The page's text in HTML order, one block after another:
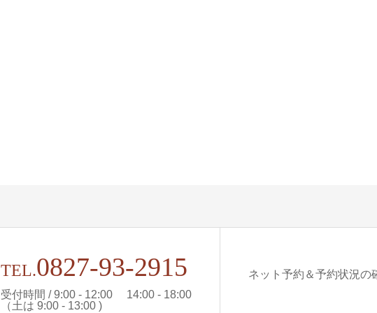
TEL.0827-93-2915
受付時間 / 9:00 - 12:00 14:00 - 18:00
（土は 9:00 - 13:00 )
ネット予約＆予約状況の